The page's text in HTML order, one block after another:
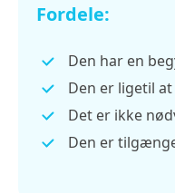
Fordele:
Den har en
Den er ligetil
Det er ikke
Den er